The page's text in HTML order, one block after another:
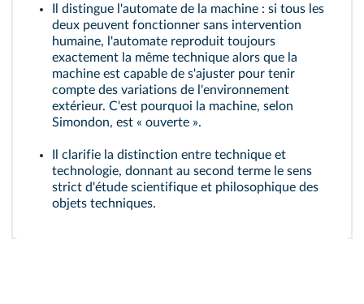
Il distingue l'automate de la machine : si tous les
deux peuvent fonctionner sans intervention
humaine, l'automate reproduit toujours
exactement la même technique alors que la
machine est capable de s'ajuster pour tenir
compte des variations de l'environnement
extérieur. C'est pourquoi la machine, selon
Simondon, est « ouverte ».
Il clarifie la distinction entre technique et
technologie, donnant au second terme le sens
strict d'étude scientifique et philosophique des
objets techniques.